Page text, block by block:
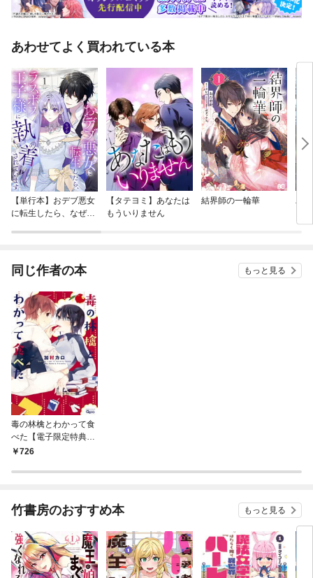
あわせてよく買われている本
【単行本】おデブ悪女
に転生したら、なぜか
【タテヨミ】あなたは
もういりません
結界師の一輪華
バ
今
同じ作者の本 もっと見る
毒の林檎とわかって食
べた【電子限定特典付
き】726
竹書房のおすすめ本 もっと見る